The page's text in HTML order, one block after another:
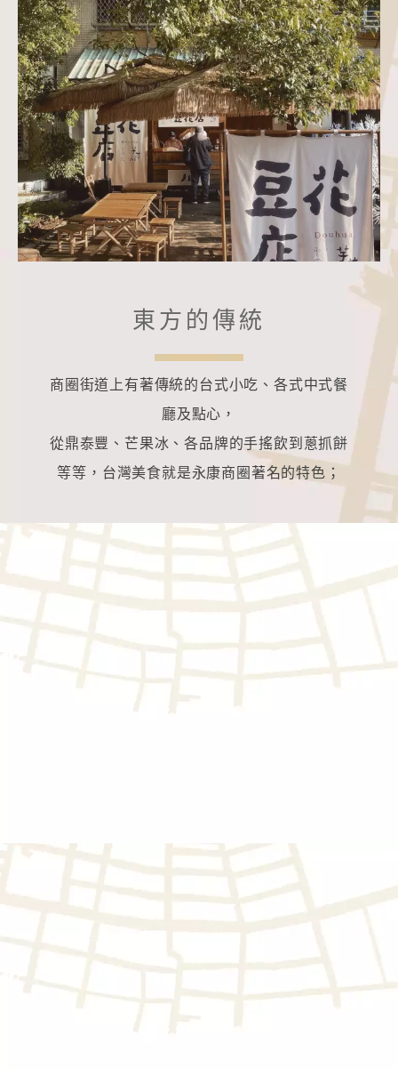
東方的傳統
商圈街道上有著傳統的台式小吃、各式中式餐
廳及點心，
從鼎泰豐、芒果冰、各品牌的手搖飲到蔥抓餅
等等，台灣美食就是永康商圈著名的特色；
西方
西方的奔放：除了台